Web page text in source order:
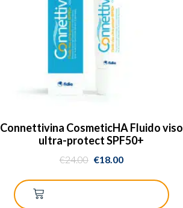
Connettivina CosmeticHA Fluido viso
ultra-protect SPF50+
€24.00 €18.00